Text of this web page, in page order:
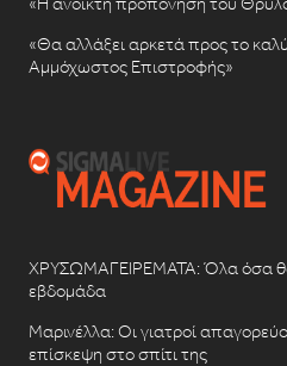
«Θα αλλάξει αρκετά προς το
Αμμόχωστος Επιστροφής»
ΧΡΥΣΩΜΑΓΕΙΡΕΜΑΤΑ: Όλα όσα
εβδομάδα
Μαρινέλλα: Οι γιατροί
επίσκεψη στο σπίτι της